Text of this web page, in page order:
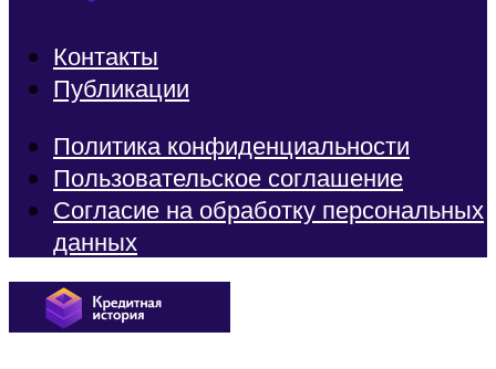
Контакты
Публикации
Политика конфиденциальности
Пользовательское соглашение
Согласие на обработку персональных
данных